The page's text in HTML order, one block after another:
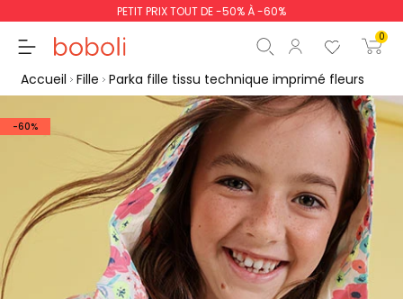
PETIT PRIX TOUT DE -50% À -60%
0
0,00 €
Total 0,00 €
poursuit Commencer la
Accueil Fille Parka fille tissu technique imprimé fleurs
-60%